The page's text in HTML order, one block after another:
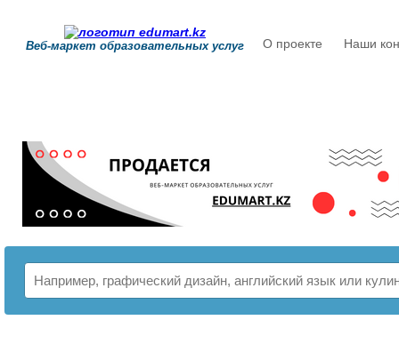
Веб-маркет образовательных услуг О проекте Наши